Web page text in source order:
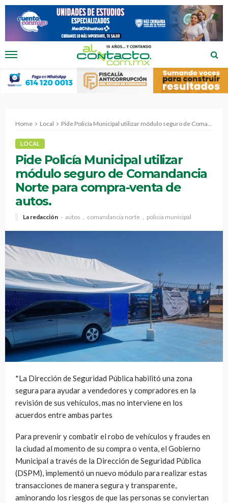
Home Local Pide Policía Municipal utilizar módulo seguro de Comandancia Norte para compra-venta de autos.
LOCAL
Pide Policía Municipal utilizar
módulo seguro de Comandancia
Norte para compra-venta de
autos.
La redacción autos comandancia norte policia municipal
*La Dirección de Seguridad Pública habilitó una zona
segura para ayudar a vendedores y compradores en la
revisión de sus vehículos, mas no interviene en los
acuerdos entre ambas partes
Para prevenir y combatir el robo de vehículos y fraudes en
la ciudad al momento de su compra o venta, el Gobierno
Municipal a través de la Dirección de Seguridad Pública
(DSPM), implementó un nuevo módulo para realizar estas
transacciones de manera segura y transparente,
aminorando los riesgos de que las personas se conviertan